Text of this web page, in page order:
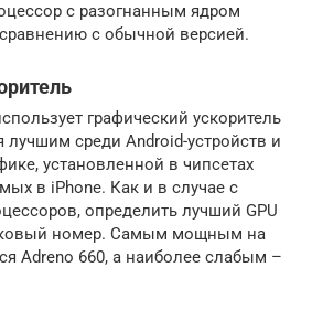
с разогнанным ядром
с обычной версией.
графический ускоритель
лучшим среди Android-устройств и
установленной в чипсетах
в iPhone. Как и в случае с
определить лучший GPU
номер. Самым мощным на
Adreno 660, а наиболее слабым –